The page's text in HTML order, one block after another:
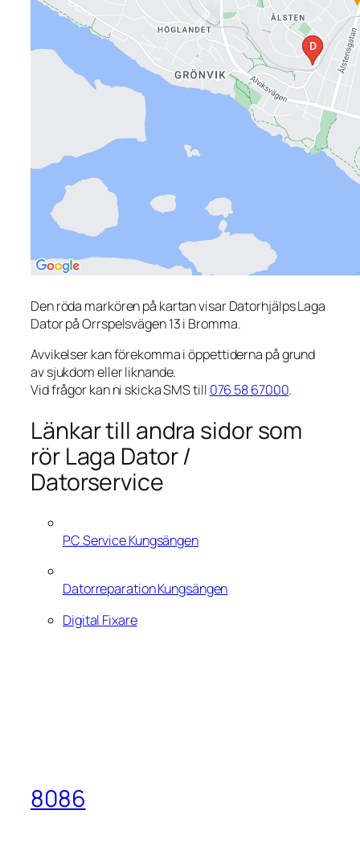
Den röda markören på kartan visar Datorhjälps Laga
Dator på Orrspelsvägen 13 i Bromma.
Avvikelser kan förekomma i öppettiderna på grund
av sjukdom eller liknande.
Vid frågor kan ni skicka SMS till 076 58 67000.
Länkar till andra sidor som
rör Laga Dator /
Datorservice
PC Service Kungsängen
Datorreparation Kungsängen
Digital Fixare
8086